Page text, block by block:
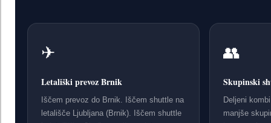
✈
Letališki prevoz Brnik
Iščem prevoz do Brnik. Iščem shuttle na
letališče Ljubljana (Brnik). Iščem shuttle
👥
Skupinski
Deljeni
manjše